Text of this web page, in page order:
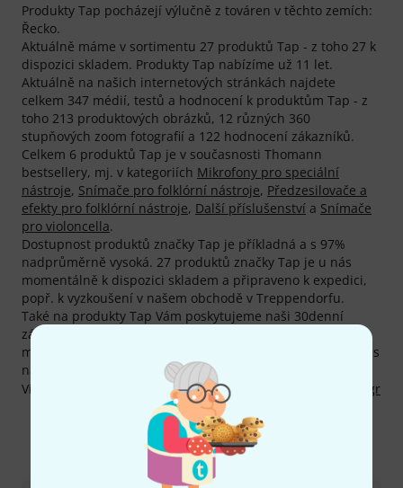
Produkty Tap pocházejí výlučně z továren v těchto zemích:
Řecko.
Aktuálně máme v sortimentu 27 produktů Tap - z toho 27 k
dispozici skladem. Produkty Tap nabízíme už 11 let.
Aktuálně na našich internetových stránkách najdete
celkem 347 médií, testů a hodnocení k produktům Tap - z
toho 213 produktových obrázků, 12 různých 360
stupňových zoom fotografií a 122 hodnocení zákazníků.
Celkem 6 produktů Tap je v současnosti Thomann
bestsellery, mj. v kategoriích Mikrofony pro speciální
nástroje, Snímače pro folklórní nástroje, Předzesilovače a
efekty pro folklórní nástroje, Další příslušenství a Snímače
pro violoncella.
Dostupnost produktů značky Tap je příkladná a s 97%
nadprůměrně vysoká. 27 produktů značky Tap je u nás
momentálně k dispozici skladem a připraveno k expedici,
popř. k vyzkoušení v našem obchodě v Treppendorfu.
Také na produkty Tap Vám poskytujeme naši 30denní
záruku vrácení peněz, 3letou záruku firmy Thomann a
mnoho dalších služeb, jako kompententní odborníky, servis
na místě, financování a mnoho dalšího.
Více informací o výrobci najdete zde:
http://www.tap.com.gr
Kontaktujte nás